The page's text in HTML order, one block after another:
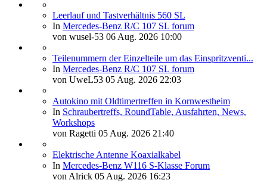
Leerlauf und Tastverhältnis 560 SL
In Mercedes-Benz R/C 107 SL forum
von wusel-53 06 Aug. 2026 10:00
Teilenummern der Einzelteile um das Einspritzventi...
In Mercedes-Benz R/C 107 SL forum
von UweL53 05 Aug. 2026 22:03
Autokino mit Oldtimertreffen in Kornwestheim
In Schraubertreffs, RoundTable, Ausfahrten, News,
Workshops
von Ragetti 05 Aug. 2026 21:40
Elektrische Antenne Koaxialkabel
In Mercedes-Benz W116 S-Klasse Forum
vonAlrick 05 Aug. 2026 16:23